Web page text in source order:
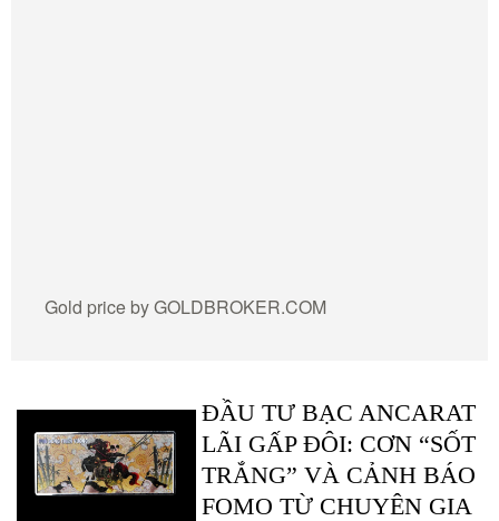
Gold price byGOLDBROKER.COM
ĐẦU TƯ BẠC ANCARAT
LÃI GẤP ĐÔI: CƠN “SỐT
TRẮNG” VÀ CẢNH BÁO
FOMO TỪ CHUYÊN GIA